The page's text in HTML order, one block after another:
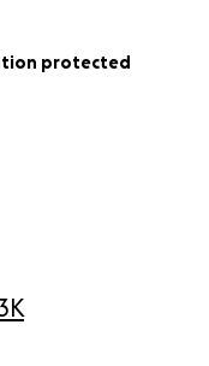
protected